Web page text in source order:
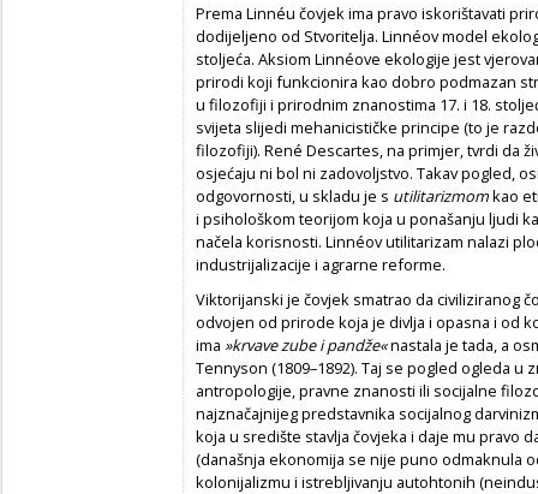
Prema Linnéu čovjek ima pravo iskorištavati
dodijeljeno od Stvoritelja. Linnéov model
stoljeća. Aksiom Linnéove ekologije jest
prirodi koji funkcionira kao dobro podmazan
u filozofiji i prirodnim znanostima 17. i 18.
svijeta slijedi mehanicističke principe (to je
filozofiji). René Descartes, na primjer, tvrdi da
osjećaju ni bol ni zadovoljstvo. Takav pogled,
odgovornosti, u skladu je s utilitarizmomkao
i psihološkom teorijom koja u ponašanju ljudi
načela korisnosti. Linnéov utilitarizam nalazi
industrijalizacije i agrarne reforme.
Viktorijanski je čovjek smatrao da civiliziranog
odvojen od prirode koja je divlja i opasna i od
ima »krvave zube i pandže«nastala je tada, a
Tennyson (1809–1892). Taj se pogled ogleda u
antropologije, pravne znanosti ili socijalne
najznačajnijeg predstavnika socijalnog
koja u središte stavlja čovjeka i daje mu pravo
(današnja ekonomija se nije puno odmaknula
kolonijalizmu i istrebljivanju autohtonih